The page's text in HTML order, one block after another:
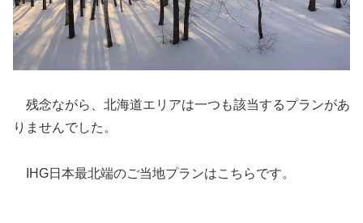
残念ながら、北海道エリアは一つも該当するプランがあ
りませんでした。
IHG日本最北端のご当地プランはこちらです。